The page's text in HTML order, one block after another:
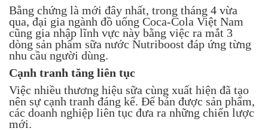
Bằng chứng là mới đây nhất, trong tháng 4 vừa
qua, đại gia ngành đồ uống Coca-Cola Việt Nam
cũng gia nhập lĩnh vực này bằng việc ra mắt 3
dòng sản phẩm sữa nước Nutriboost đáp ứng từng
nhu cầu người dùng.
Cạnh tranh tăng liên tục
Việc nhiều thương hiệu sữa cùng xuất hiện đã tạo
nên sự cạnh tranh đáng kể. Để bán được sản phẩm,
các doanh nghiệp liên tục đưa ra những chiến lược
mới.